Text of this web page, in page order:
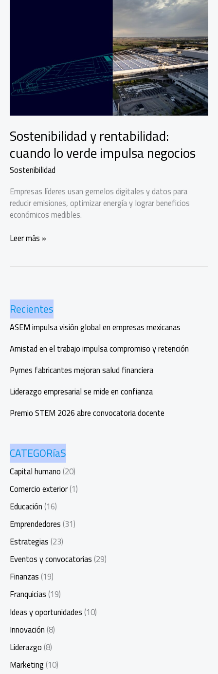
Sostenibilidad y rentabilidad:
cuando lo verde impulsa negocios
Sostenibilidad
Empresas líderes usan gemelos digitales y datos para
reducir emisiones, optimizar energía y lograr beneficios
económicos medibles.
Sostenibilidad
verde
impulsa
negocios
Leer más »
Recientes
ASEM impulsa visión global en empresas mexicanas
Amistad en el trabajo impulsa compromiso y retención
Pymes fabricantes mejoran salud financiera
Liderazgo empresarial se mide en confianza
Premio STEM 2026 abre convocatoria docente
CATEGORíaS
Capital humano(20)
Comercio exterior(1)
Educación(16)
Emprendedores(31)
Estrategias(23)
Eventos y convocatorias(29)
Finanzas(19)
Franquicias(19)
Ideas y oportunidades(10)
Innovación(8)
Liderazgo(8)
Marketing(10)